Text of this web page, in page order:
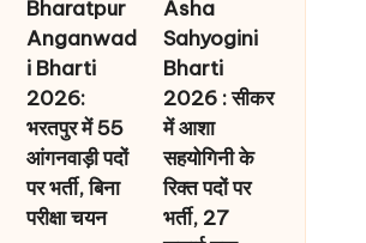
Bharatpur
Anganwad
i Bharti
2026:
भरतपुर में 55
आंगनवाड़ी पदों
पर भर्ती, बिना
परीक्षा चयन
Asha
Sahyogini
Bharti
2026 : सीकर
में आशा
सहयोगिनी के
रिक्त पदों पर
भर्ती, 27